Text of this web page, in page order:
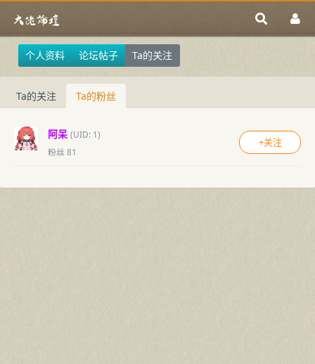
个人资料 论坛帖子 Ta的关注
Ta的关注 Ta的粉丝
阿呆 (UID: 1)
粉丝 81
+关注